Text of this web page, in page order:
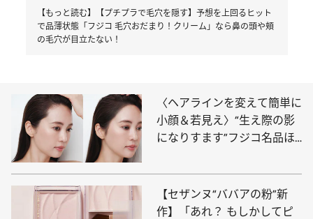
【もっと読む】【プチプラで毛穴を隠す】予想を上回るヒット
で品薄状態「フジコ 毛穴おだまり！クリーム」なら鼻の頭や頬
の毛穴が目立たない！
〈ヘアラインを変えて簡単に
小顔＆若見え〉“生え際の影
になりすます”フジコ名品ほ
〈産後の薄毛が気になる人、
面長さんも必見〉
【セザンヌ“ババアの粉”新
作】「あれ？ もしかしてピ